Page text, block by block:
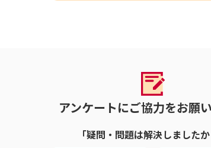
アンケートにご協力をお願
「疑問・問題は解決しましたか